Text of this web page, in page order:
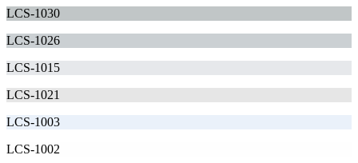
LCS-1030
LCS-1026
LCS-1015
LCS-1021
LCS-1003
LCS-1002